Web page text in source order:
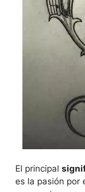
El principal
es la pasión por